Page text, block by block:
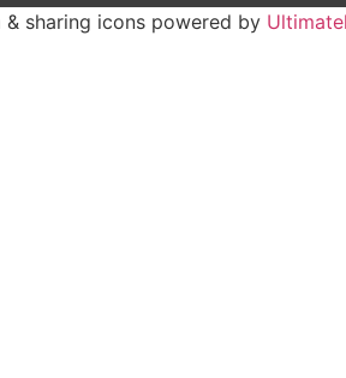
& sharing icons powered by